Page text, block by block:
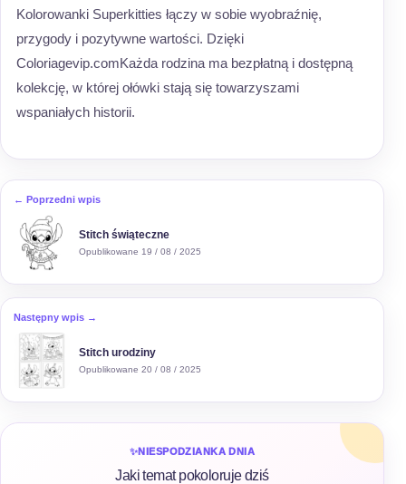
Kolorowanki Superkitties łączy w sobie wyobraźnię,
przygody i pozytywne wartości. Dzięki
Coloriagevip.comKażda rodzina ma bezpłatną i dostępną
kolekcję, w której ołówki stają się towarzyszami
wspaniałych historii.
← Poprzedni wpis
Stitch świąteczne
Opublikowane 19 / 08 / 2025
Następny wpis →
Stitch urodziny
Opublikowane 20 / 08 / 2025
✨NIESPODZIANKA DNIA
Jaki temat pokoloruje dziś